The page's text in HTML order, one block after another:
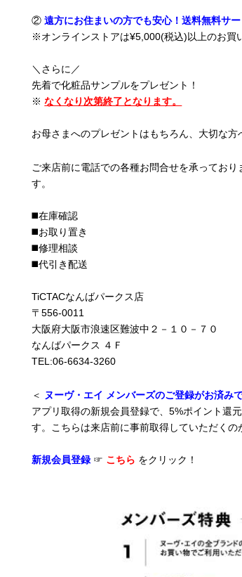
②遠方にお住まいの方でも安心！送料無料サ
※オンラインストアは¥5,000(税込)以上のお買
＼さらに／
先着で化粧品サンプルをプレゼント！
※なくなり次第終了となります。
お母さまへのプレゼントはもちろん、大切な
ご来店前に電話での各種お問合せを承ってお
す。
◼️在庫確認
◼️お取り置き
◼️修理相談
◼️代引き配送
TiCTACなんばパークス店
〒556-0011
大阪府大阪市浪速区難波中２－１０－７０
なんばパークス ４Ｆ
TEL:06-6634-3260
＜ ヌーヴ・エイ メンバーズのご登録がお済み
アプリ取得の新規会員登録で、5%ポイント還
す。こちらは来店前に事前取得していただくの
新規会員登録 ☞ こちら をクリック！